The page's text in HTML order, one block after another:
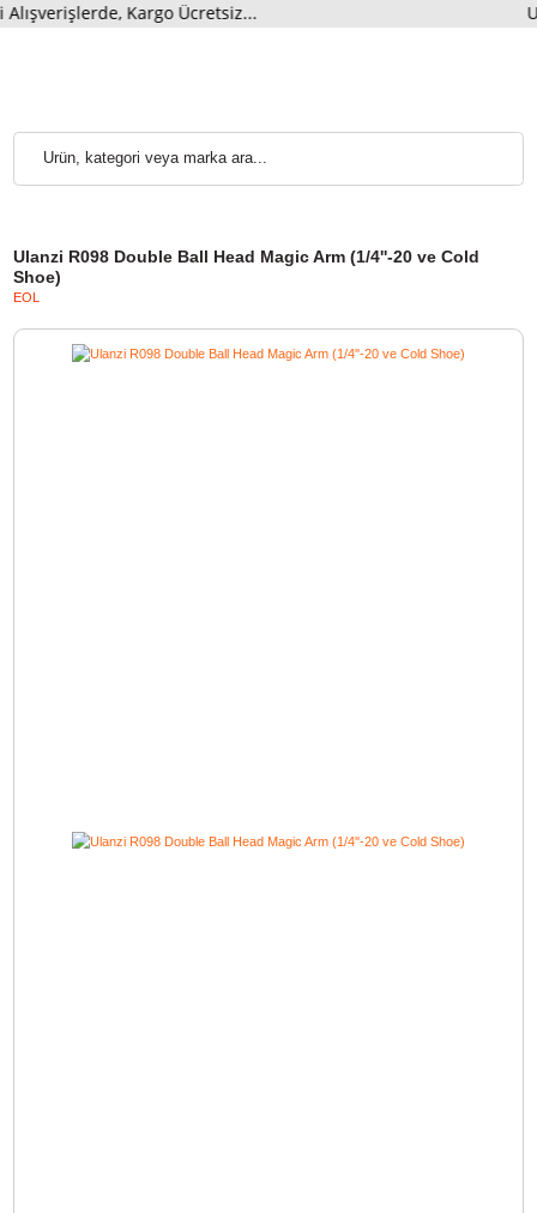
Ulanzi R098 Double Ball Head Magic Arm (1/4''-20 ve Cold
Shoe)
EOL
Kargo Ücretsiz...